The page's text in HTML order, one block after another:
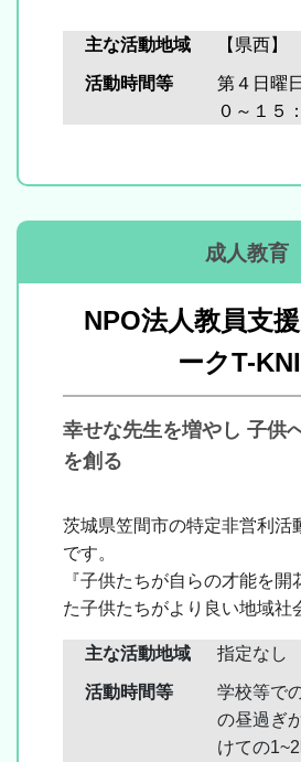
主な活動地域 【県西】
活動時間等
第４日曜
０～１５
成人教育
NPO法人教員支
ークT-
幸せな先生を増やし 子供
を創る
茨城県笠間市の特定非営利活
です。
『子供たちが自らの才能を開
た子供たちがより良い地域社
すること』を理念に掲げ、幸
すことが、子どもたちへの幸
出せると信じて先生の負担を
と接する時間を増やす活動を
主な活動地域 指定なし
活動時間等
学校等で
の昼過ぎ
けての